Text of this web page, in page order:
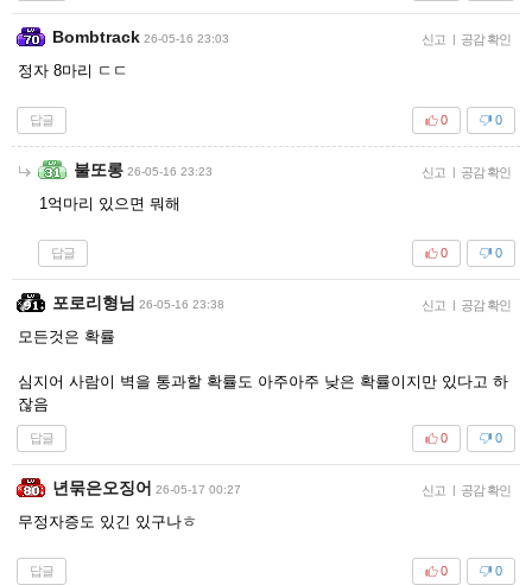
Bombtrack 26-05-16 23:03 신고 | 공감 확인
정자 8마리 ㄷㄷ
답글 0
0
불또롱 26-05-16 23:23 신고 | 공감 확인
1억마리 있으면 뭐해
답글 0
0
포로리형님 26-05-16 23:38 신고 | 공감 확인
모든것은 확률
심지어 사람이 벽을 통과할 확률도 아주아주 낮은 확률이지만 있다고 하
잖음
답글 0
0
년묶은오징어 26-05-17 00:27 신고 | 공감 확인
무정자증도 있긴 있구나ㅎ
답글 0
0